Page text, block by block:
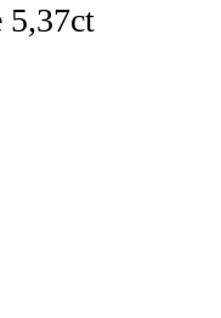
5,37ct